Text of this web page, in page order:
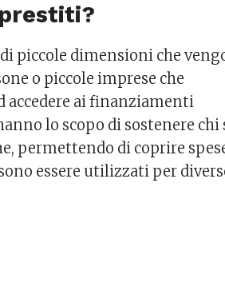
piccole dimensioni che
o piccole imprese che
accedere ai finanziamenti
lo scopo di sostenere chi
permettendo di coprire
essere utilizzati per